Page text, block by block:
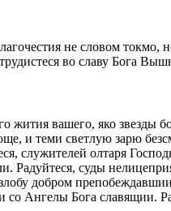
не словом
во славу Бога
жития вашего, яко
и теми светлую зарю
служителей олтаря
Радуйтеся, суды
добром
со Ангелы Бога славящии.